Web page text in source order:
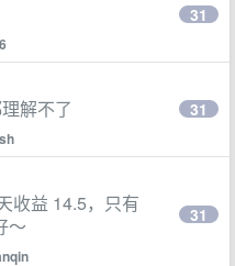
31
解不了 31
收益 14.5，只有
～
31